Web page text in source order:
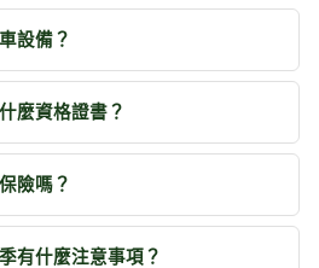
設備？
麼資格證書？
險嗎？
有什麼注意事項？